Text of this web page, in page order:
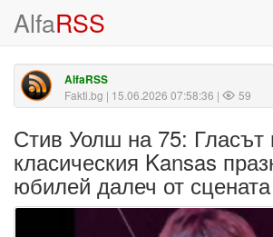
AlfaRSS
AlfaRSS
Fakti.bg | 15.06.2026 07:58:36 | 59
Стив Уолш на 75: Гласът
класическия Kansas
юбилей далеч от сцената